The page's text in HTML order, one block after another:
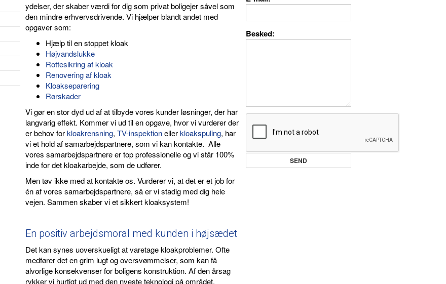
ydelser, der skaber værdi for dig som privat boligejer såvel som
den mindre erhvervsdrivende. Vi hjælper blandt andet med
opgaver som:
Hjælp til en stoppet kloak
Højvandslukke
Rottesikring af kloak
Renovering af kloak
Kloakseparering
Rørskader
Vi gør en stor dyd ud af at tilbyde vores kunder løsninger, der har
langvarig effekt. Kommer vi ud til en opgave, hvor vi vurderer der
er behov forkloakrensning, TV-inspektionellerkloakspuling, har
vi et hold af samarbejdspartnere, som vi kan kontakte. Alle
vores samarbejdspartnere er top professionelle og vi står 100%
inde for det kloakarbejde, som de udfører.
Men tøv ikke med at kontakte os. Vurderer vi, at det er et job for
én af vores samarbejdspartnere, så er vi stadig med dig hele
vejen. Sammen skaber vi et sikkert kloaksystem!
En positiv arbejdsmoral med kunden i højsædet
Det kan synes uoverskueligt at varetage kloakproblemer. Ofte
medfører det en grim lugt og oversvømmelser, som kan få
alvorlige konsekvenser for boligens konstruktion. Af den årsag
rykker vi hurtigt ud med den nyeste teknologi på området.
Besked